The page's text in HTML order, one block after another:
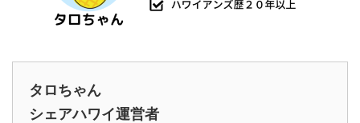
タロちゃん
シェアハワイ運営者